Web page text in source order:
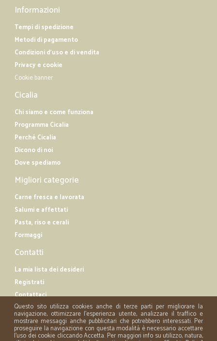
Informazioni
Tempi di spedizione
Metodi di pagamento
Condizioni d'uso e di vendita
Privacy e cookie
Cookie banner
Cicalia
Chi siamo e come funziona
Programma Cicalia
Perché Cicalia
Dicono di noi
Dove spediamo
Migliori categorie
Carne fresca e lavorata
Salumi e affettati
Pasta, riso e cerali
Formaggi
Contatti
La mia lista dei desideri
Registrati
Contattaci
Questo sito utilizza cookies anche di terze parti per migliorare la
navigazione, ottimizzare l'esperienza utente, analizzare il traffico e
mostrare messaggi anche pubblicitari che potrebbero interessati. Per
proseguire la navigazione con questa modalità è necessario accettare
l'uso dei cookie cliccando Accetta. Per maggiori info su utilizzo, natura,